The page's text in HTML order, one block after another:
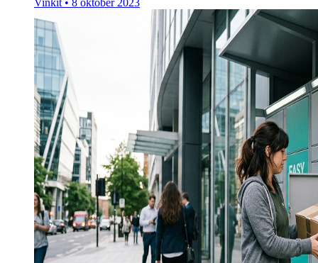
Vinkit • 8 oktober 2023